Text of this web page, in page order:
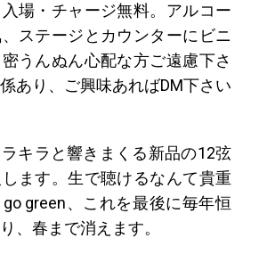
場・チャージ無料。アルコー
ステージとカウンターにビニ
うんぬん心配な方ご遠慮下さ
あり、ご興味あればDM下さい
キラと響きまくる新品の12弦
ます。生で聴けるなんて貴重
green、これを最後に毎年恒
、春まで消えます。